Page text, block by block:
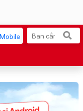
MacBook Neo giá tốt